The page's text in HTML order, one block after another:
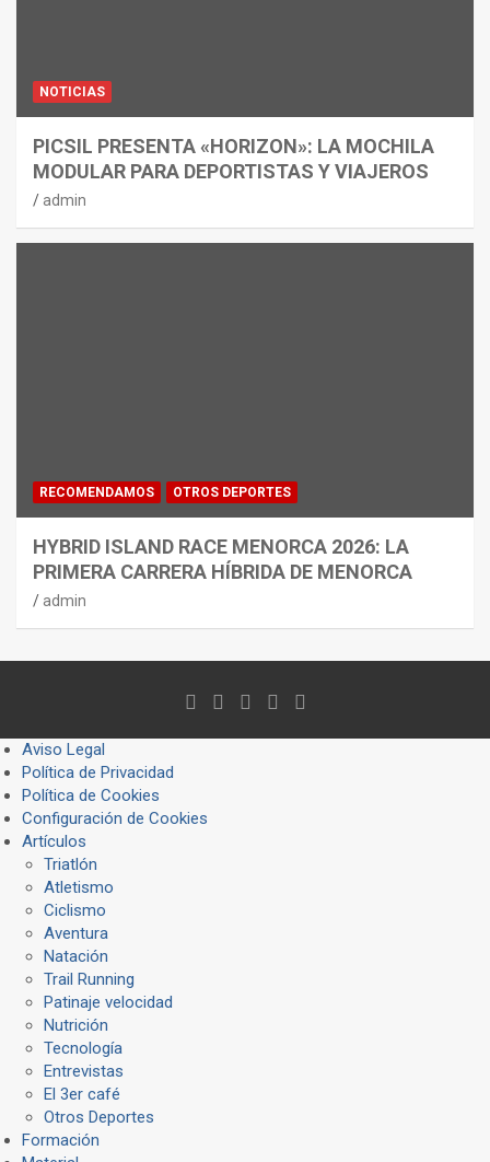
NOTICIAS
PICSIL PRESENTA «HORIZON»: LA MOCHILA
MODULAR PARA DEPORTISTAS Y VIAJEROS
admin
RECOMENDAMOS OTROS DEPORTES
HYBRID ISLAND RACE MENORCA 2026: LA
PRIMERA CARRERA HÍBRIDA DE MENORCA
admin
Aviso Legal
Política de Privacidad
Política de Cookies
Configuración de Cookies
Artículos
Triatlón
Atletismo
Ciclismo
Aventura
Natación
Trail Running
Patinaje velocidad
Nutrición
Tecnología
Entrevistas
El 3er café
Otros Deportes
Formación